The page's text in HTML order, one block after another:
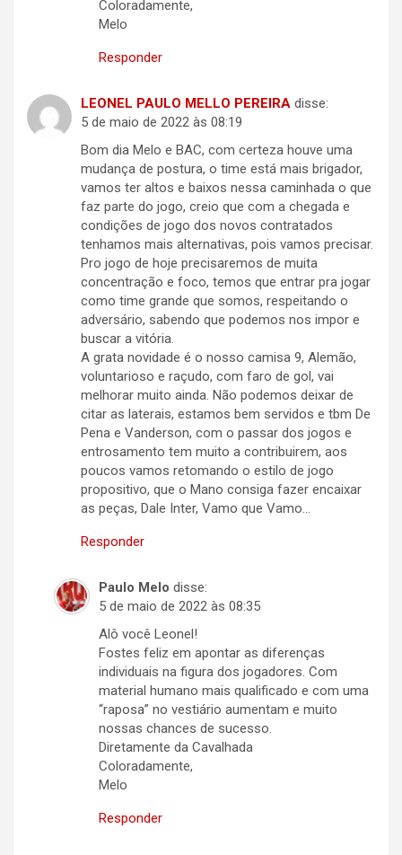
Coloradamente,
Melo
Responder
LEONEL PAULO MELLO PEREIRA disse:
5 de maio de 2022 às 08:19
Bom dia Melo e BAC, com certeza houve uma
mudança de postura, o time está mais brigador,
vamos ter altos e baixos nessa caminhada o que
faz parte do jogo, creio que com a chegada e
condições de jogo dos novos contratados
tenhamos mais alternativas, pois vamos precisar.
Pro jogo de hoje precisaremos de muita
concentração e foco, temos que entrar pra jogar
como time grande que somos, respeitando o
adversário, sabendo que podemos nos impor e
buscar a vitória.
A grata novidade é o nosso camisa 9, Alemão,
voluntarioso e raçudo, com faro de gol, vai
melhorar muito ainda. Não podemos deixar de
citar as laterais, estamos bem servidos e tbm De
Pena e Vanderson, com o passar dos jogos e
entrosamento tem muito a contribuirem, aos
poucos vamos retomando o estilo de jogo
propositivo, que o Mano consiga fazer encaixar
as peças, Dale Inter, Vamo que Vamo…
Responder
Paulo Melo disse:
5 de maio de 2022 às 08:35
Alô você Leonel!
Fostes feliz em apontar as diferenças
individuais na figura dos jogadores. Com
material humano mais qualificado e com uma
“raposa” no vestiário aumentam e muito
nossas chances de sucesso.
Diretamente da Cavalhada
Coloradamente,
Melo
Responder